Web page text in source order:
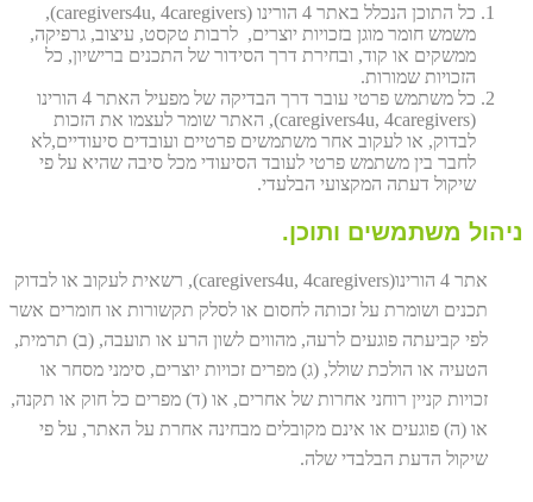
כל התוכן הנכלל באתר 4 הורינו (caregivers4u, 4caregivers),
משמש חומר מוגן בזכויות יוצרים, לרבות טקסט, עיצוב, גרפיקה,
ממשקים או קוד, ובחירת דרך הסידור של התכנים ברישיון, כל
הזכויות שמורות.
כל משתמש פרטי עובר דרך הבדיקה של מפעיל האתר 4 הורינו
(caregivers4u, 4caregivers), האתר שומר לעצמו את הזכות
לבדוק, או לעקוב אחר משתמשים פרטיים ועובדים סיעודיים,לא
לחבר בין משתמש פרטי לעובד הסיעודי מכל סיבה שהיא על פי
שיקול דעתה המקצועי הבלעדי.
ניהול משתמשים ותוכן.
אתר 4 הורינו(caregivers4u, 4caregivers), רשאית לעקוב או לבדוק
תכנים ושומרת על זכותה לחסום או לסלק תקשורות או חומרים אשר
לפי קביעתה פוגעים לרעה, מהווים לשון הרע או תועבה, (ב) תרמית,
הטעיה או הולכת שולל, (ג) מפרים זכויות יוצרים, סימני מסחר או
זכויות קניין רוחני אחרות של אחרים, או (ד) מפרים כל חוק או תקנה,
או (ה) פוגעים או אינם מקובלים מבחינה אחרת על האתר, על פי
שיקול הדעת הבלבדי שלה.